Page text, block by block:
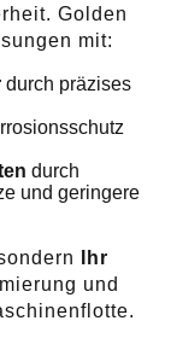
Golden
mit:
durch präzises
durch
und geringere
Ihr
und